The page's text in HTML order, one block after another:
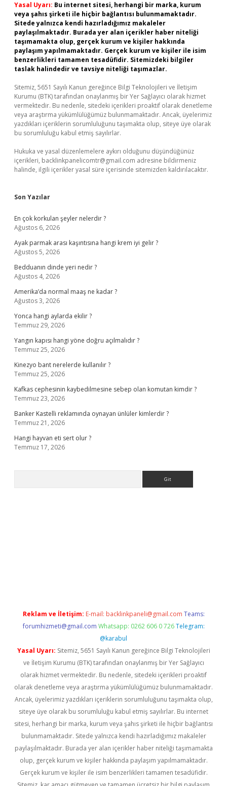
Yasal Uyarı: Bu internet sitesi, herhangi bir marka, kurum
veya şahıs şirketi ile hiçbir bağlantısı bulunmamaktadır.
Sitede yalnızca kendi hazırladığımız makaleler
paylaşılmaktadır. Burada yer alan içerikler haber niteliği
taşımamakta olup, gerçek kurum ve kişiler hakkında
paylaşım yapılmamaktadır. Gerçek kurum ve kişiler ile isim
benzerlikleri tamamen tesadüfidir. Sitemizdeki bilgiler
taslak halindedir ve tavsiye niteliği taşımazlar.
Sitemiz, 5651 Sayılı Kanun gereğince Bilgi Teknolojileri ve İletişim
Kurumu (BTK) tarafından onaylanmış bir Yer Sağlayıcı olarak hizmet
vermektedir. Bu nedenle, sitedeki içerikleri proaktif olarak denetleme
veya araştırma yükümlülüğümüz bulunmamaktadır. Ancak, üyelerimiz
yazdıkları içeriklerin sorumluluğunu taşımakta olup, siteye üye olarak
bu sorumluluğu kabul etmiş sayılırlar.
Hukuka ve yasal düzenlemelere aykırı olduğunu düşündüğünüz
içerikleri, backlinkpanelicomtr@gmail.com adresine bildirmeniz
halinde, ilgili içerikler yasal süre içerisinde sitemizden kaldırılacaktır.
Son Yazılar
En çok korkulan şeyler nelerdir ?
Ağustos 6, 2026
Ayak parmak arası kaşıntısına hangi krem iyi gelir ?
Ağustos 5, 2026
Bedduanın dinde yeri nedir ?
Ağustos 4, 2026
Amerika’da normal maaş ne kadar ?
Ağustos 3, 2026
Yonca hangi aylarda ekilir ?
Temmuz 29, 2026
Yangın kapısı hangi yöne doğru açılmalıdır ?
Temmuz 25, 2026
Kinezyo bant nerelerde kullanılır ?
Temmuz 25, 2026
Kafkas cephesinin kaybedilmesine sebep olan komutan kimdir ?
Temmuz 23, 2026
Banker Kastelli reklamında oynayan ünlüler kimlerdir ?
Temmuz 21, 2026
Hangi hayvan eti sert olur ?
Temmuz 17, 2026
Reklam ve İletişim: E-mail: backlinkpaneli@gmail.com Teams:
forumhizmeti@gmail.com Whatsapp: 0262 606 0 726 Telegram:
@karabul
Yasal Uyarı: Sitemiz, 5651 Sayılı Kanun gereğince Bilgi Teknolojileri
ve İletişim Kurumu (BTK) tarafından onaylanmış bir Yer Sağlayıcı
olarak hizmet vermektedir. Bu nedenle, sitedeki içerikleri proaktif
olarak denetleme veya araştırma yükümlülüğümüz bulunmamaktadır.
Ancak, üyelerimiz yazdıkları içeriklerin sorumluluğunu taşımakta olup,
siteye üye olarak bu sorumluluğu kabul etmiş sayılırlar. Bu internet
sitesi, herhangi bir marka, kurum veya şahıs şirketi ile hiçbir bağlantısı
bulunmamaktadır. Sitede yalnızca kendi hazırladığımız makaleler
paylaşılmaktadır. Burada yer alan içerikler haber niteliği taşımamakta
olup, gerçek kurum ve kişiler hakkında paylaşım yapılmamaktadır.
Gerçek kurum ve kişiler ile isim benzerlikleri tamamen tesadüfidir.